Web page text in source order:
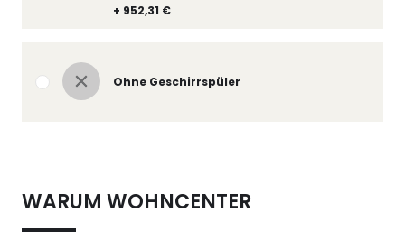
+ 952,31 €
Ohne Geschirrspüler
WARUM WOHNCENTER